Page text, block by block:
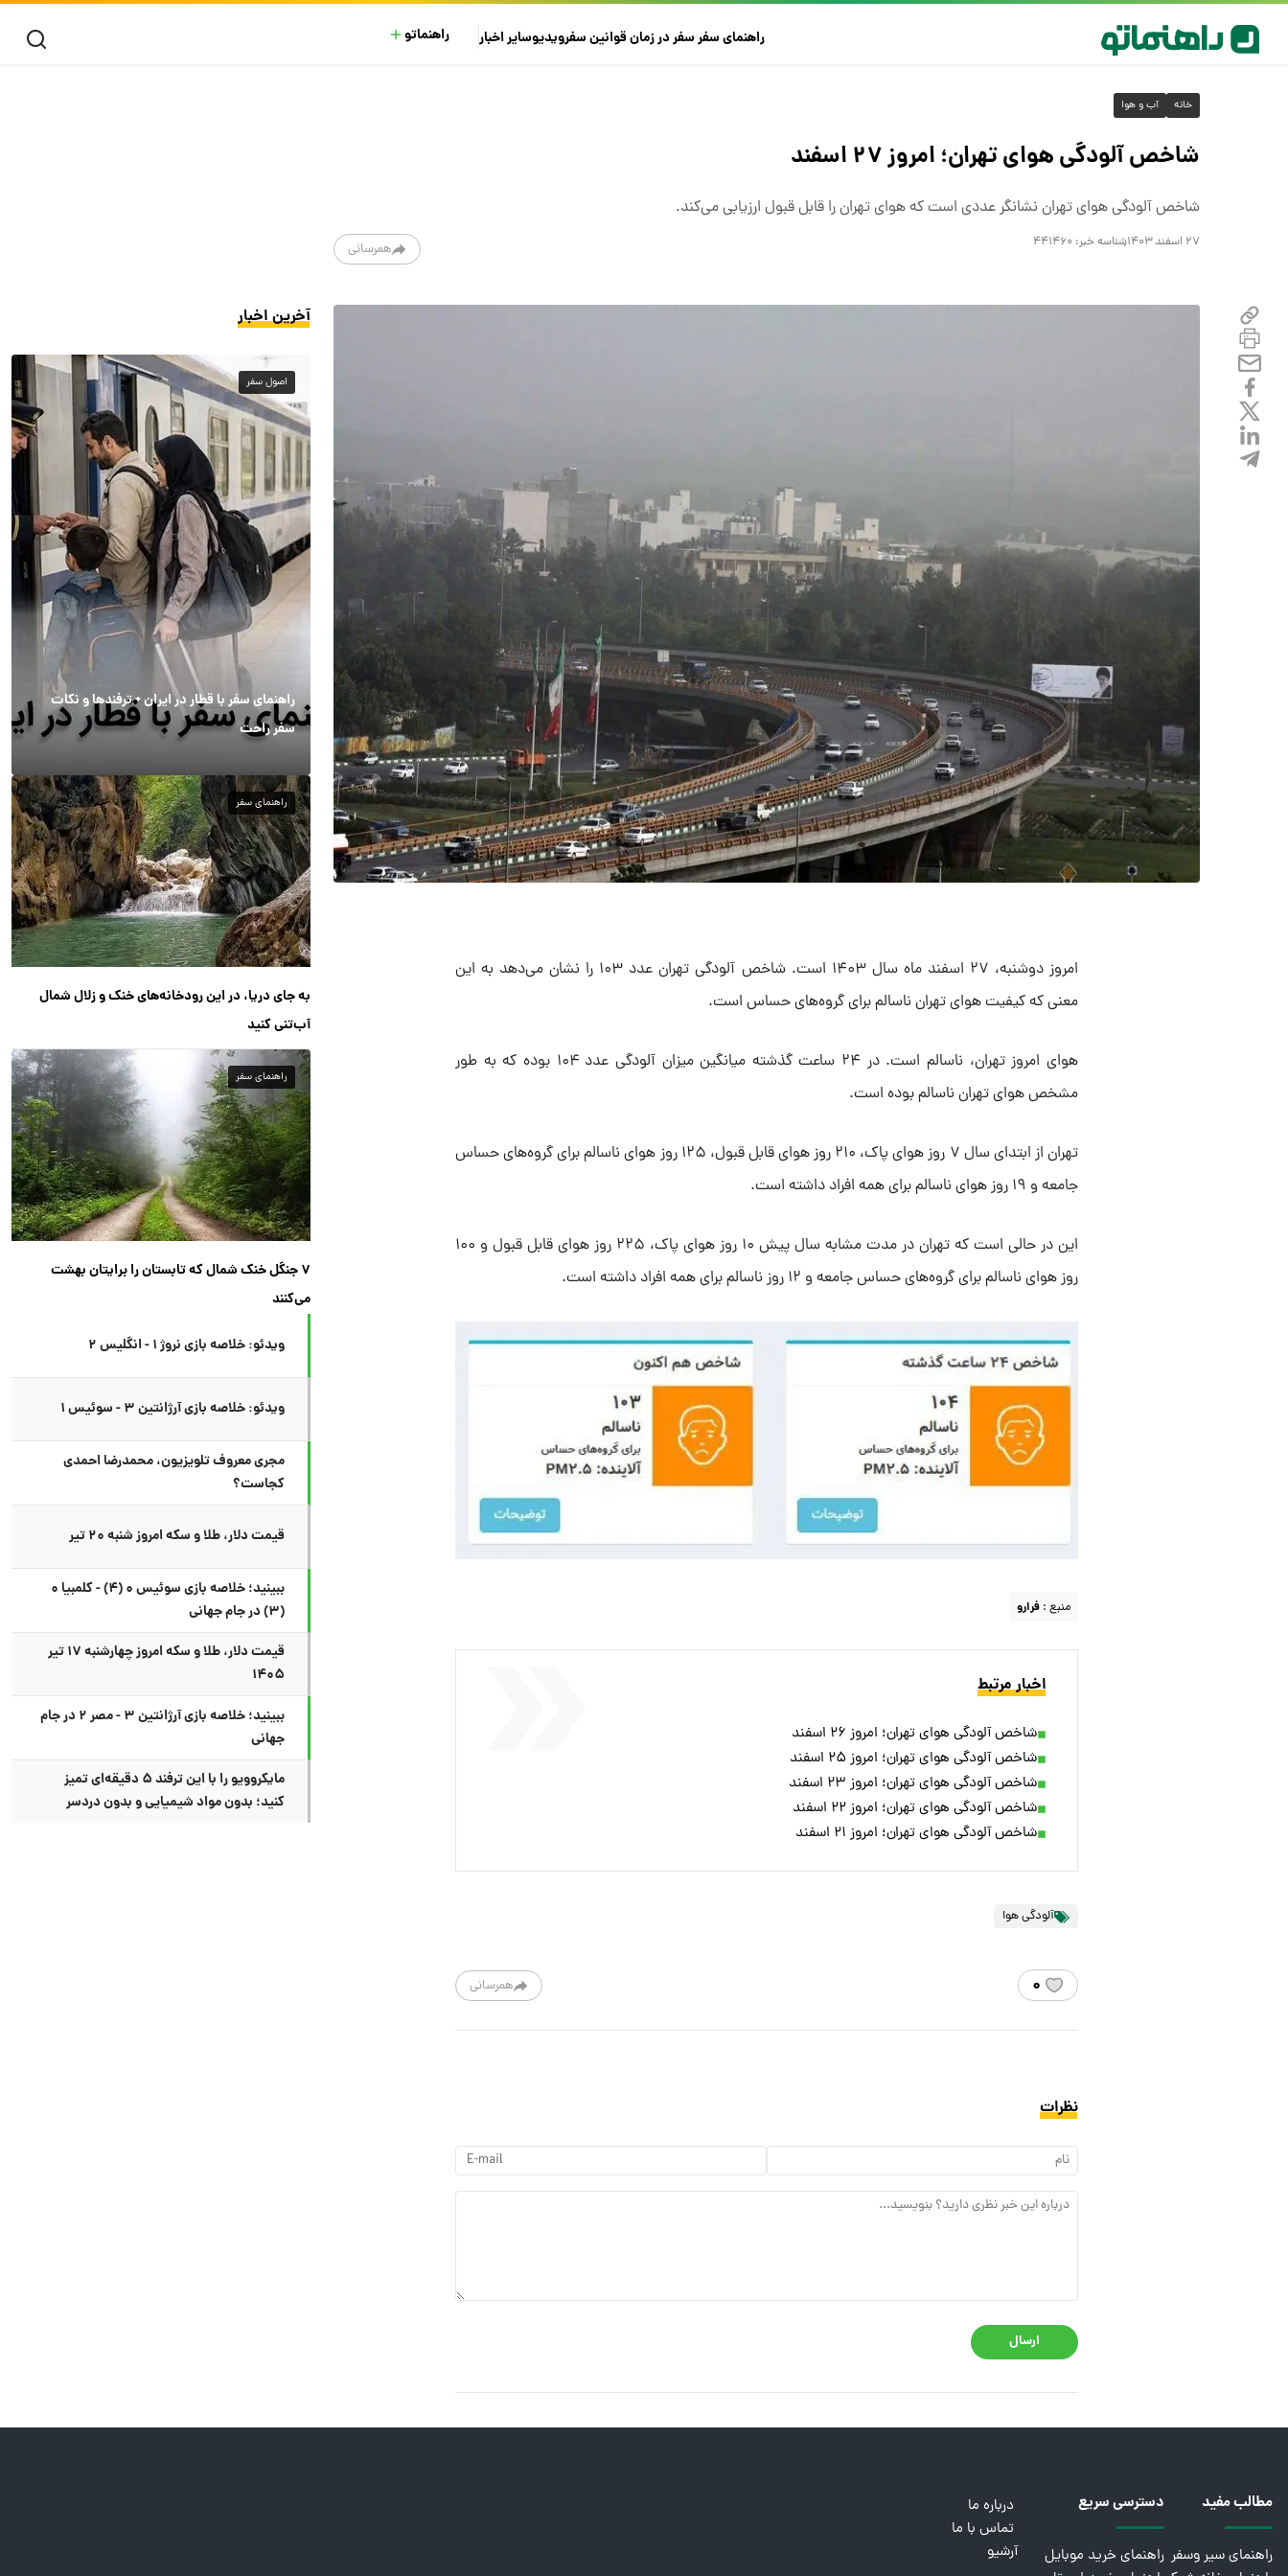
راهنمای سفرسفر در زمانقوانین سفرویدیوسایراخبار راهنماتو
خانه آب و هوا
شاخص آلودگی هوای تهران؛ امروز ۲۷ اسفند
شاخص آلودگی هوای تهران نشانگر عددی است که هوای تهران را قابل قبول ارزیابی می‌کند.
۲۷ اسفند ۱۴۰۳ شناسه خبر: ۴۴۱۴۶۰ همرسانی
امروز دوشنبه، ۲۷ اسفند ماه سال ۱۴۰۳ است. شاخص آلودگی تهران عدد ۱۰۳ را نشان می‌دهد به این
معنی که کیفیت هوای تهران ناسالم برای گروه‌های حساس است.
هوای امروز تهران، ناسالم است. در ۲۴ ساعت گذشته میانگین میزان آلودگی عدد ۱۰۴ بوده که به طور
مشخص هوای تهران ناسالم بوده است.
تهران از ابتدای سال ۷ روز هوای پاک، ۲۱۰ روز هوای قابل قبول، ۱۲۵ روز هوای ناسالم برای گروه‌های حساس
جامعه و ۱۹ روز هوای ناسالم برای همه افراد داشته است.
این در حالی است که تهران در مدت مشابه سال پیش ۱۰ روز هوای پاک، ۲۲۵ روز هوای قابل قبول و ۱۰۰
روز هوای ناسالم برای گروه‌های حساس جامعه و ۱۲ روز ناسالم برای همه افراد داشته است.
منبع : فرارو
اخبار مرتبط
شاخص آلودگی هوای تهران؛ امروز ۲۶ اسفند
شاخص آلودگی هوای تهران؛ امروز ۲۵ اسفند
شاخص آلودگی هوای تهران؛ امروز ۲۳ اسفند
شاخص آلودگی هوای تهران؛ امروز ۲۲ اسفند
شاخص آلودگی هوای تهران؛ امروز ۲۱ اسفند
آلودگی هوا
همرسانی ۰
نظرات
ارسال
آخرین اخبار
اصول سفر
راهنمای سفر با قطار در ایران + ترفندها و نکات
سفر راحت
راهنمای سفر
به جای دریا، در این رودخانه‌های خنک و زلال شمال
آب‌تنی کنید
راهنمای سفر
۷ جنگل خنک شمال که تابستان را برایتان بهشت
می‌کنند
ویدئو: خلاصه بازی نروژ ۱ - انگلیس ۲
ویدئو: خلاصه بازی آرژانتین ۳ - سوئیس ۱
مجری معروف تلویزیون، محمدرضا احمدی
کجاست؟
قیمت دلار، طلا و سکه امروز شنبه ۲۰ تیر
ببینید؛ خلاصه بازی سوئیس ۰ (۴) - کلمبیا ۰
(۳) در جام جهانی
قیمت دلار، طلا و سکه امروز چهارشنبه ۱۷ تیر
۱۴۰۵
ببینید؛ خلاصه بازی آرژانتین ۳ - مصر ۲ در جام
جهانی
مایکروویو را با این ترفند ۵ دقیقه‌ای تمیز
کنید؛ بدون مواد شیمیایی و بدون دردسر
مطالب مفید
راهنمای سیر وسفر
دسترسی سریع
راهنمای خرید موبایل
درباره ما
تماس با ما
آرشیو